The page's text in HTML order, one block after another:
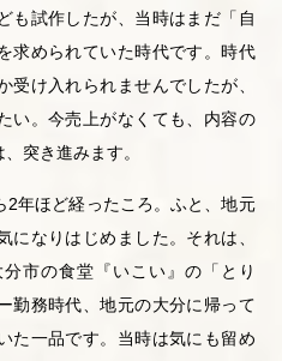
も試作したが、当時はまだ「自
求められていた時代です。時代
受け入れられませんでしたが、
い。今売上がなくても、内容の
突き進みます。
2年ほど経ったころ。ふと、地元
になりはじめました。それは、
市の食堂『いこい』の「とり
勤務時代、地元の大分に帰って
た一品です。当時は気にも留め